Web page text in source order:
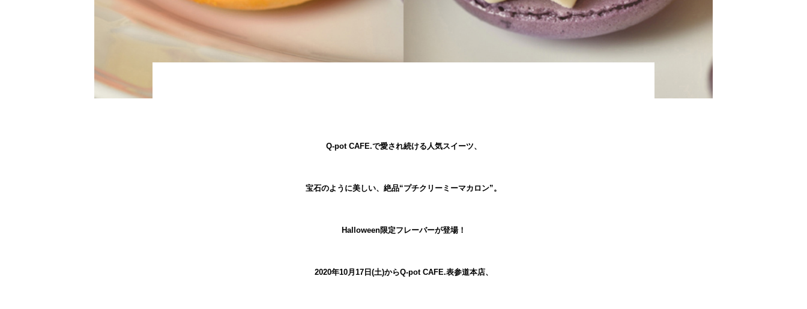
Q-pot CAFE.で愛され続ける人気スイーツ、
宝石のように美しい、絶品“プチクリーミーマカロン”。
Halloween限定フレーバーが登場！
2020年10月17日(土)からQ-pot CAFE.表参道本店、